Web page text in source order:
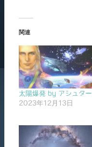
関連
太陽爆発 by アシュター
2023年12月13日